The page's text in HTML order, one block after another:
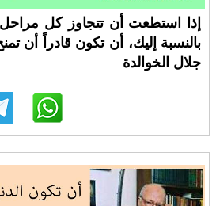
إذا استطعت أن تتجاوز كل مراحل
بالنسبة إليك، أن تكون قادراً أن
جلال الخوالدة